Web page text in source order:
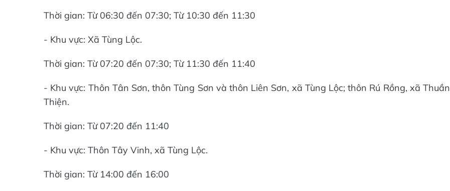
Thời gian: Từ 06:30 đến 07:30; Từ 10:30 đến 11:30
- Khu vực: Xã Tùng Lộc.
Thời gian: Từ 07:20 đến 07:30; Từ 11:30 đến 11:40
- Khu vực: Thôn Tân Sơn, thôn Tùng Sơn và thôn Liên Sơn, xã Tùng Lộc; thôn Rú Rồng, xã Thuần
Thiện.
Thời gian: Từ 07:20 đến 11:40
- Khu vực: Thôn Tây Vinh, xã Tùng Lộc.
Thời gian: Từ 14:00 đến 16:00